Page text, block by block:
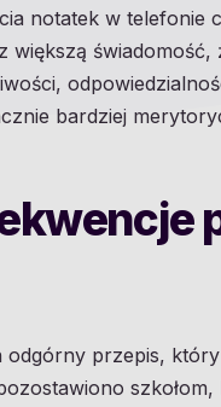
notatek w telefonie
większą
bardziej
przepis,